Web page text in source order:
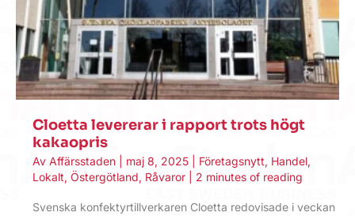
Cloetta levererar i rapport trots högt
kakaopris
Av Affärsstaden maj 8, 2025 Företagsnytt, Handel,
Lokalt, Östergötland, Råvaror 2 minutes of reading
Svenska konfektyr­tillverkaren Cloetta redovisade i veckan